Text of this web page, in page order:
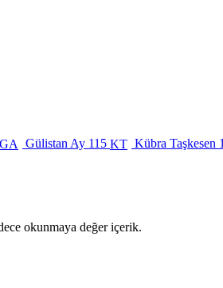
GA Gülistan Ay 115 KT Kübra Taşkesen
okunmaya değer içerik.